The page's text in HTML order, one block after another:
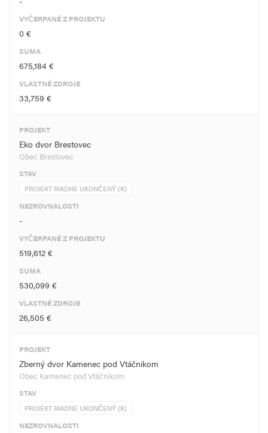
VYČERPANÉ Z PROJEKTU
0 €
SUMA
675,184 €
VLASTNÉ ZDROJE
33,759 €
PROJEKT
Eko dvor Brestovec
Obec Brestovec
STAV
PROJEKT RIADNE UKONČENÝ (K)
NEZROVNALOSTI
-
VYČERPANÉ Z PROJEKTU
519,612 €
SUMA
530,099 €
VLASTNÉ ZDROJE
26,505 €
PROJEKT
Zberný dvor Kamenec pod Vtáčnikom
Obec Kamenec pod Vtáčnikom
STAV
PROJEKT RIADNE UKONČENÝ (K)
NEZROVNALOSTI